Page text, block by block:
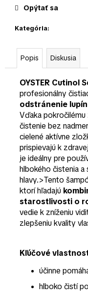
Kategória:
Opýtať sa
Popis Diskusia
OYSTER Cutinol
profesionálny
odstránenie lupín
Vďaka
čistenie bez
cielené aktívne
prispievajú k
je ideálny pre
hlbokého čistenia
hlavy.>Tento
ktorí hľadajú
starostlivosti o
vedie k zníženiu
zlepšeniu kvality
Kľúčové
účinne
hlboko čistí